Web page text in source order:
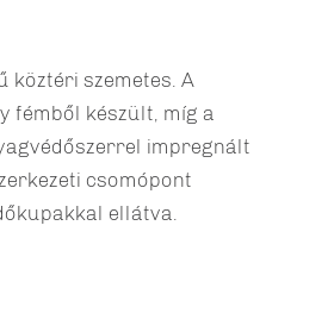
köztéri szemetes. A
fémből készült, míg a
impregnált
csomópont
ellátva.